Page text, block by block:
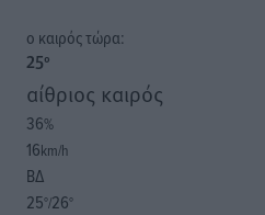
o καιρός τώρα:
25°
αίθριος καιρός
36%
16km/h
ΒΔ
25°/26°